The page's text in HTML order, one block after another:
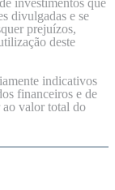
investimentos que
divulgadas e se
prejuízos,
deste
indicativos
financeiros e de
ao valor total do